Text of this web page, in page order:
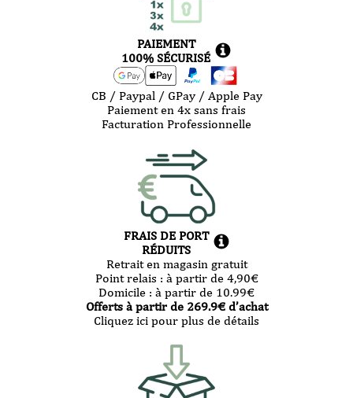
avec
étui
PAIEMENT
100% SÉCURISÉ
CB / Paypal / GPay / Apple Pay
Paiement en 4x sans frais
Facturation Professionnelle
FRAIS DE PORT
RÉDUITS
Retrait en magasin gratuit
Point relais : à partir de 4,90€
Domicile : à partir de 10.99€
Offerts à partir de 269.9€ d’achat
Cliquez ici pour plus de détails